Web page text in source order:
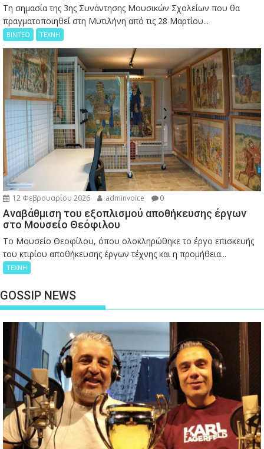
Τη σημασία της 3ης Συνάντησης Μουσικών Σχολείων που θα
πραγματοποιηθεί στη Μυτιλήνη από τις 28 Μαρτίου...
ΒΙΝΤΕΟ ΤΕΧΝΗ
12 Φεβρουαρίου 2026 adminvoice 0
Αναβάθμιση του εξοπλισμού αποθήκευσης έργων
στο Μουσείο Θεόφιλου
Το Μουσείο Θεοφίλου, όπου ολοκληρώθηκε το έργο επισκευής
του κτιρίου αποθήκευσης έργων τέχνης και η προμήθεια...
ΤΕΧΝΗ
GOSSIP NEWS